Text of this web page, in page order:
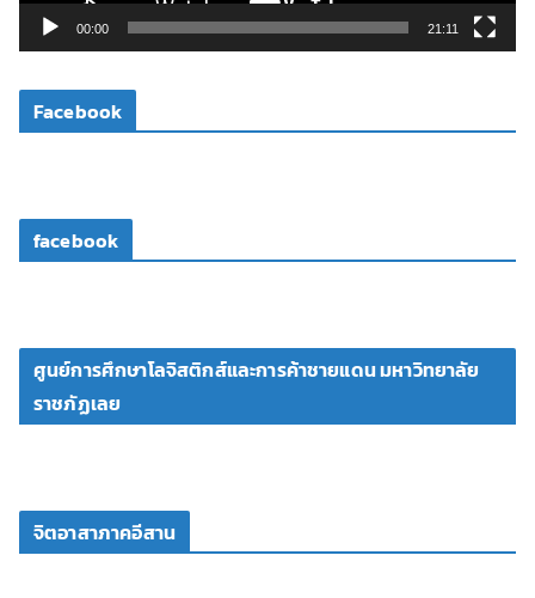
ดี
โ
00:00 21:11
Facebook
facebook
ศูนย์การศึกษาโลจิสติกส์และการค้าชายแดน มหาวิทยาลัย
ราชภัฏเลย
จิตอาสาภาคอีสาน